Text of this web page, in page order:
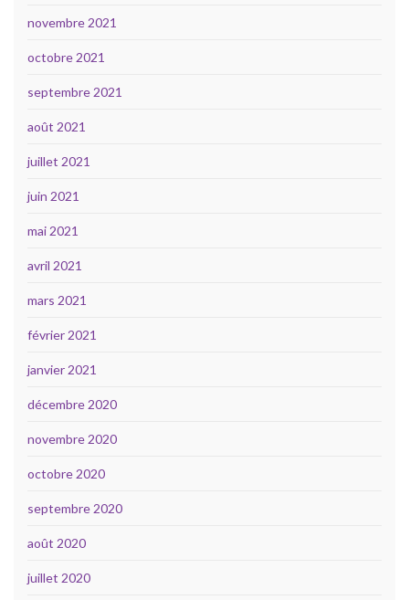
novembre 2021
octobre 2021
septembre 2021
août 2021
juillet 2021
juin 2021
mai 2021
avril 2021
mars 2021
février 2021
janvier 2021
décembre 2020
novembre 2020
octobre 2020
septembre 2020
août 2020
juillet 2020